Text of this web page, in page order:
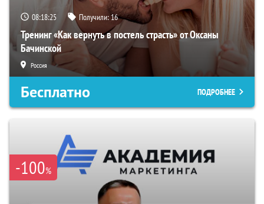
08:18:24 Получили:16
Тренинг «Как вернуть в постель страсть» от Оксаны
Бачинской
Россия
Бесплатно ПОДРОБНЕЕ
-100%